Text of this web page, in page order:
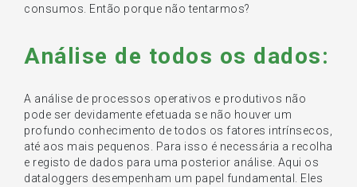
consumos. Então porque não tentarmos?
Análise de todos os dados:
A análise de processos operativos e produtivos não
pode ser devidamente efetuada se não houver um
profundo conhecimento de todos os fatores intrínsecos,
até aos mais pequenos. Para isso é necessária a recolha
e registo de dados para uma posterior análise. Aqui os
dataloggers desempenham um papel fundamental. Eles